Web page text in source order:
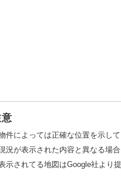
件によっては正確な位置を示し
況が表示された内容と異なる場
示されてる地図はGoogle社より